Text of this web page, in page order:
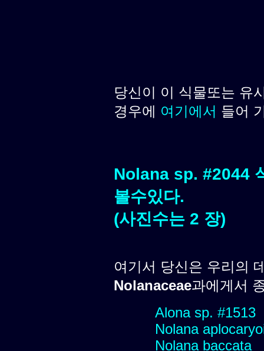
당신이 이 식물또는 유
경우에 여기에서 들어
Nolana sp. #2044
볼수있다.
(사진수는 2 장)
여기서 당신은 우리의
Nolanaceae과에게서
Alona sp. #1513
Nolana
Nolana baccata